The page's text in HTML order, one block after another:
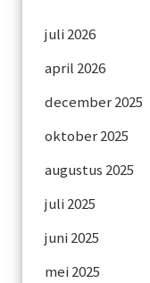
juli 2026
april 2026
december 2025
oktober 2025
augustus 2025
juli 2025
juni 2025
mei 2025